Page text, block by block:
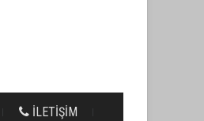
İLETİŞİM